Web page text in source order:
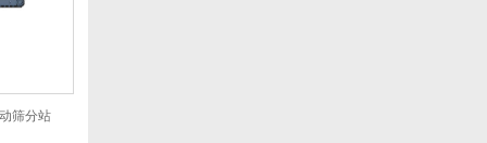
筛分站